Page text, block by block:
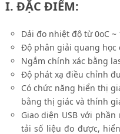
I. ĐẶC ĐIỂM:
Dải đo nhiệt độ từ 0oC ~
Độ phân giải quang học
Ngắm chính xác bằng
Độ phát xạ điều chỉnh
Có chức năng hiển thị
bằng thị giác và thính
Giao diện USB với
tải số liệu đo được,